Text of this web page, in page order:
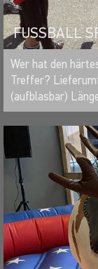
FUSSBALL
Wer hat den
Treffer?
(aufblasbar)